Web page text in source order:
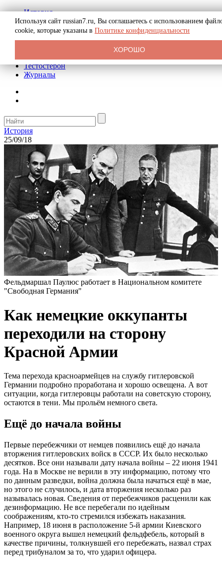
История
Биография
Криминал
Реклама на сайте
Тестостерон
Журналы
История
25/09/18
Фельдмаршал Паулюс работает в Национальном комитете
"Свободная Германия"
Как немецкие оккупанты
переходили на сторону
Красной Армии
Тема перехода красноармейцев на службу гитлеровской
Германии подробно проработана и хорошо освещена. А вот
ситуации, когда гитлеровцы работали на советскую сторону,
остаются в тени. Мы прольём немного света.
Ещё до начала войны
Первые перебежчики от немцев появились ещё до начала
вторжения гитлеровских войск в СССР. Их было несколько
десятков. Все они называли дату начала войны – 22 июня 1941
года. На в Москве не верили в эту информацию, потому что
по данным разведки, война должна была начаться ещё в мае,
но этого не случилось, и дата вторжения несколько раз
называлась новая. Сведения от перебежчиков расценили как
дезинформацию. Не все перебегали по идейным
соображениям, кто-то стремился избежать наказания.
Например, 18 июня в расположение 5-й армии Киевского
военного округа вышел немецкий фельдфебель, который в
качестве причины, толкнувшей его перебежать, назвал страх
перед трибуналом за то, что ударил офицера.
Используя сайт russian7.ru, Вы соглашаетесь с использованием
cookie, которые указаны в Политике конфиденциальности
ХОРОШО